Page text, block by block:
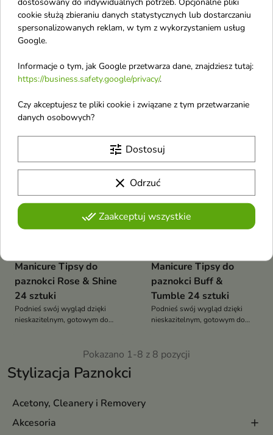
Stylizacja Paznokci
Acetony, Cleanery i Removery
Akcesoria
Effects Perfect
Manicure Tipsy do
paznokci Pink Clay 24
sztuki
Effects Perfect
Manicure Tipsy do
paznokci Curve Base
nieskazitelnym, gotowym do
noszenia paznokciom
Manicure Tipsy do
paznokci Rose & Shine
24 sztuki
Podnieś swój wygląd dzięki
nieskazitelnym, gotowym do
Manicure Tipsy do
paznokci Buff &
Tumble 24 sztuki
Podnieś swój wygląd dzięki
nieskazitelnym, gotowym do
Pokazano 1-8 z 8 pozycji
cookie służą zbieraniu danych statystycznych lub dostarczaniu
spersonalizowanych reklam, w tym z wykorzystaniem usług
Google.
Informacje o tym, jak Google przetwarza dane, znajdziesz tutaj:
https://business.safety.google/privacy/.
Czy akceptujesz te pliki cookie i związane z tym przetwarzanie
danych osobowych?
tune Dostosuj
clear Odrzuć
done_allZaakceptuj wszystkie